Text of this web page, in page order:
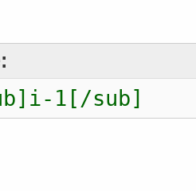
1[/sub]